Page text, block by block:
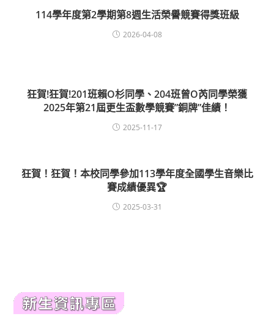
114學年度第2學期第8週生活榮譽競賽得獎班級
2026-04-08
狂賀!狂賀!201班賴O杉同學、204班曾O芮同學榮獲
2025年第21屆更生盃數學競賽”銅牌”佳績！
2025-11-17
狂賀！狂賀！本校同學參加113學年度全國學生音樂比
賽成績優異🏆
2025-03-31